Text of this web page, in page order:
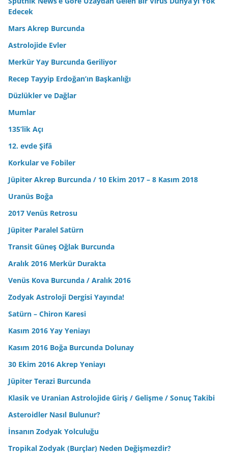
Edecek
Mars Akrep Burcunda
Astrolojide Evler
Merkür Yay Burcunda Geriliyor
Recep Tayyip Erdoğan’ın Başkanlığı
Düzlükler ve Dağlar
Mumlar
135’lik Açı
12. evde Şifâ
Korkular ve Fobiler
Jüpiter Akrep Burcunda / 10 Ekim 2017 – 8 Kasım 2018
Uranüs Boğa
2017 Venüs Retrosu
Jüpiter Paralel Satürn
Transit Güneş Oğlak Burcunda
Aralık 2016 Merkür Durakta
Venüs Kova Burcunda / Aralık 2016
Zodyak Astroloji Dergisi Yayında!
Satürn – Chiron Karesi
Kasım 2016 Yay Yeniayı
Kasım 2016 Boğa Burcunda Dolunay
30 Ekim 2016 Akrep Yeniayı
Jüpiter Terazi Burcunda
Klasik ve Uranian Astrolojide Giriş / Gelişme / Sonuç Takibi
Asteroidler Nasıl Bulunur?
İnsanın Zodyak Yolculuğu
Tropikal Zodyak (Burçlar) Neden Değişmezdir?